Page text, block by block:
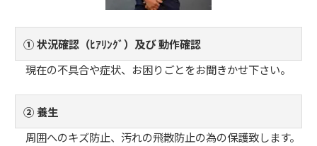
① 状況確認（ﾋｱﾘﾝｸﾞ）及び 動作確認
現在の不具合や症状、お困りごとをお聞きかせ下さい。
② 養生
周囲へのキズ防止、汚れの飛散防止の為の保護致します。